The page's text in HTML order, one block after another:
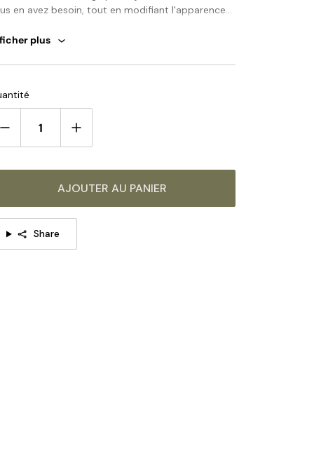
en avez besoin, tout en modifiant l'apparence
noter : votre paiement n'inclut pas les droits
vous avez des questions sur nos produits, veuillez
plus
AJOUTER AU PANIER
Share